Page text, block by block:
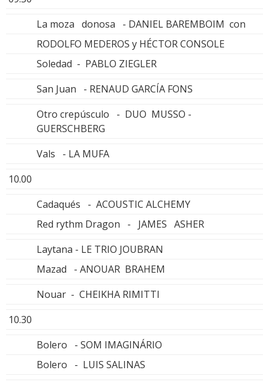
La moza donosa - DANIEL BAREMBOIM con
RODOLFO MEDEROS y HÉCTOR CONSOLE
Soledad - PABLO ZIEGLER
San Juan - RENAUD GARCÍA FONS
Otro crepúsculo - DUO MUSSO -
GUERSCHBERG
Vals - LA MUFA
10.00
Cadaqués - ACOUSTIC ALCHEMY
Red rythm Dragon - JAMES ASHER
Laytana - LE TRIO JOUBRAN
Mazad - ANOUAR BRAHEM
Nouar - CHEIKHA RIMITTI
10.30
Bolero - SOM IMAGINÁRIO
Bolero - LUIS SALINAS